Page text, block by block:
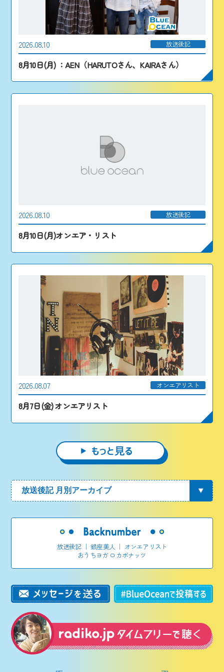
2026.08.10 放送後記
8月10日(月) ：AEN（HARUTOさん、KAIRAさん）
2026.08.10 放送後記
8月10日(月)オンエア・リスト
2026.08.07 オンエアリスト
8月7日(金) オンエアリスト
放送後記｜銀座美人 ｜ オンエアリスト
おうちヨガ ロカボナッツ